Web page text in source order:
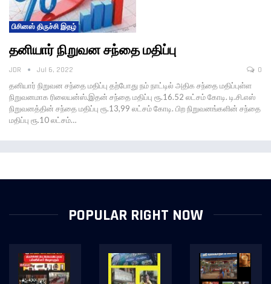
பிசினஸ் திருச்சி இதழ்
தனியார் நிறுவன சந்தை மதிப்பு
JDR Jul 6, 2022 0
தனியார் நிறுவன சந்தை மதிப்பு தற்போது நம் நாட்டில் அதிக சந்தை மதிப்புள்ள
நிறுவனமாக ரிலையன்ஸ்.இதன் சந்தை மதிப்பு ரூ.16.52 லட்சம் கோடி. டி.சி.எஸ்
நிறுவனத்தின் சந்தை மதிப்பு ரூ.13,99 லட்சம் கோடி. பிற நிறுவனங்களின் சந்தை
மதிப்பு ரூ.10 லட்சம்…
POPULAR RIGHT NOW